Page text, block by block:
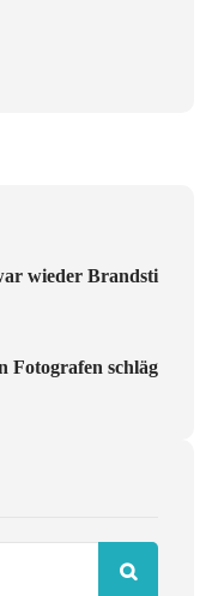
wieder Brandsti
Fotografen schläg